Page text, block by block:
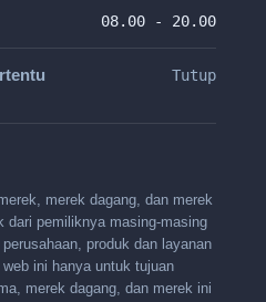
08.00 - 20.00
Tutup
merek dagang, dan merek
dari pemiliknya masing-masing
produk dan layanan
ini hanya untuk tujuan
merek dagang, dan merek ini